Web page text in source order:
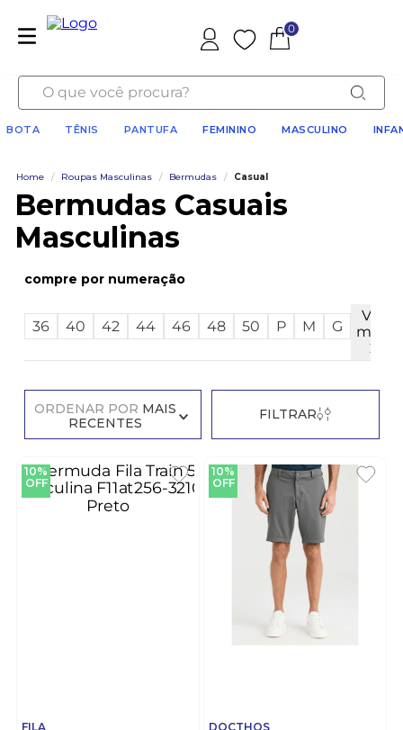
Favoritos
0
O que você procura?
BOTA TÊNIS PANTUFA FEMININO MASCULINO
Home / Roupas Masculinas / Bermudas / Casual
Bermudas Casuais
Masculinas
numeração
36 40 42 44 46 48 50 P M G
Ver
mais
2
ORDENAR POR MAIS
RECENTES
FILTRAR
10%
OFF
FILA
10%
OFF
DOCTHOS